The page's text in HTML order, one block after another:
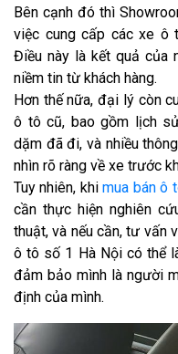
Bên cạnh đó thì
việc cung cấp các xe ô
Điều này là kết quả của
niềm tin từ khách hàng.
Hơn thế nữa, đại lý còn
ô tô cũ, bao gồm lịch
dặm đã đi, và nhiều
nhìn rõ ràng về xe trước
Tuy nhiên, khimua bán ô
cần thực hiện nghiên
thuật, và nếu cần, tư vấn
ô tô số 1 Hà Nội có thể
đảm bảo mình là người
định của mình.